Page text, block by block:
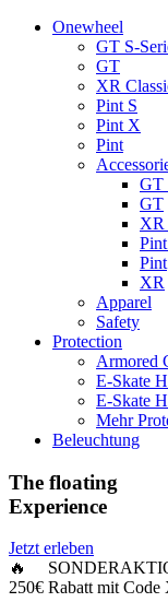
Onewheel
GT S-
GT
XR
Pint S
Pint X
Pint
GT
GT
XR
Pint
XR
Apparel
Safety
Protection
Armored
E-Skate
E-Skate
Mehr
Beleuchtung
The floating
Experience
Jetzt erleben
🔥
250€ Rabattmit Code